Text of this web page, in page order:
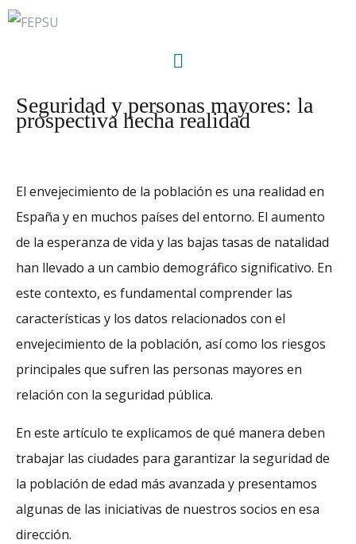
Seguridad y personas mayores: la
prospectiva hecha realidad
El envejecimiento de la población es una realidad en
España y en muchos países del entorno. El aumento
de la esperanza de vida y las bajas tasas de natalidad
han llevado a un cambio demográfico significativo. En
este contexto, es fundamental comprender las
características y los datos relacionados con el
envejecimiento de la población, así como los riesgos
principales que sufren las personas mayores en
relación con la seguridad pública.
En este artículo te explicamos de qué manera deben
trabajar las ciudades para garantizar la seguridad de
la población de edad más avanzada y presentamos
algunas de las iniciativas de nuestros socios en esa
dirección.